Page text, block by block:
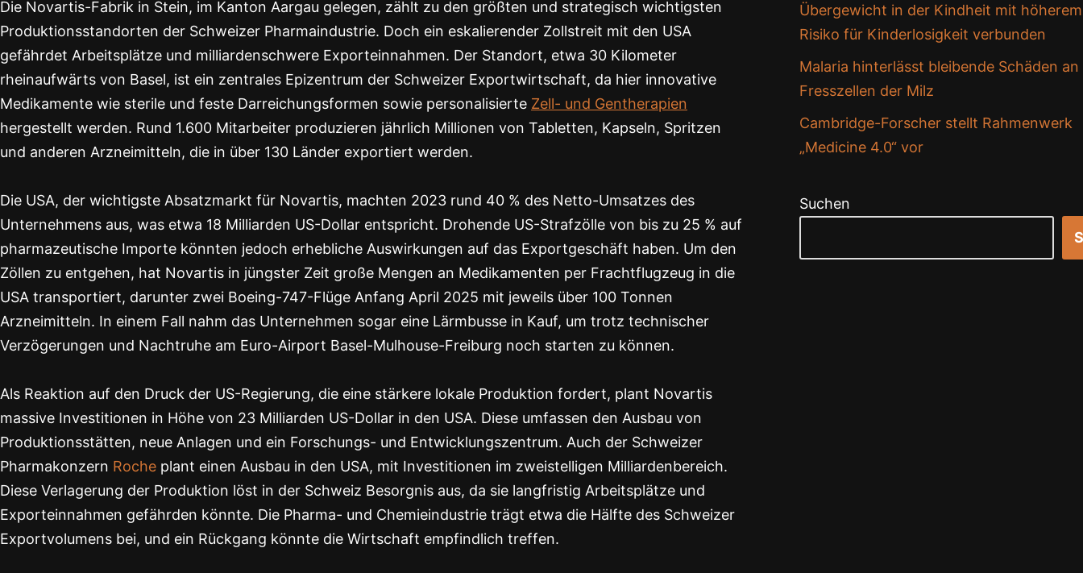
Die Novartis-Fabrik in Stein, im Kanton Aargau gelegen, zählt zu den größten und strategisch wichtigsten
Produktionsstandorten der Schweizer Pharmaindustrie. Doch ein eskalierender Zollstreit mit den USA
gefährdet Arbeitsplätze und milliardenschwere Exporteinnahmen. Der Standort, etwa 30 Kilometer
rheinaufwärts von Basel, ist ein zentrales Epizentrum der Schweizer Exportwirtschaft, da hier innovative
Medikamente wie sterile und feste Darreichungsformen sowie personalisierte Zell- und Gentherapien
hergestellt werden. Rund 1.600 Mitarbeiter produzieren jährlich Millionen von Tabletten, Kapseln, Spritzen
und anderen Arzneimitteln, die in über 130 Länder exportiert werden.
Die USA, der wichtigste Absatzmarkt für Novartis, machten 2023 rund 40 % des Netto-Umsatzes des
Unternehmens aus, was etwa 18 Milliarden US-Dollar entspricht. Drohende US-Strafzölle von bis zu 25 % auf
pharmazeutische Importe könnten jedoch erhebliche Auswirkungen auf das Exportgeschäft haben. Um den
Zöllen zu entgehen, hat Novartis in jüngster Zeit große Mengen an Medikamenten per Frachtflugzeug in die
USA transportiert, darunter zwei Boeing-747-Flüge Anfang April 2025 mit jeweils über 100 Tonnen
Arzneimitteln. In einem Fall nahm das Unternehmen sogar eine Lärmbusse in Kauf, um trotz technischer
Verzögerungen und Nachtruhe am Euro-Airport Basel-Mulhouse-Freiburg noch starten zu können.
Als Reaktion auf den Druck der US-Regierung, die eine stärkere lokale Produktion fordert, plant Novartis
massive Investitionen in Höhe von 23 Milliarden US-Dollar in den USA. Diese umfassen den Ausbau von
Produktionsstätten, neue Anlagen und ein Forschungs- und Entwicklungszentrum. Auch der Schweizer
Pharmakonzern Roche plant einen Ausbau in den USA, mit Investitionen im zweistelligen Milliardenbereich.
Diese Verlagerung der Produktion löst in der Schweiz Besorgnis aus, da sie langfristig Arbeitsplätze und
Exporteinnahmen gefährden könnte. Die Pharma- und Chemieindustrie trägt etwa die Hälfte des Schweizer
Exportvolumens bei, und ein Rückgang könnte die Wirtschaft empfindlich treffen.
Übergewicht in der Kindheit mit höherem
Risiko für Kinderlosigkeit verbunden
Malaria hinterlässt bleibende Schäden an
Fresszellen der Milz
Cambridge-Forscher stellt Rahmenwerk
„Medicine 4.0“ vor
Suchen